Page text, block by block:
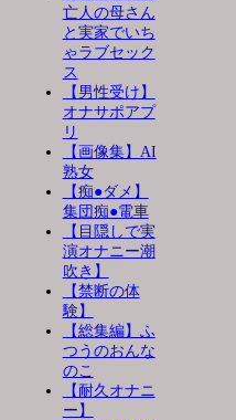
亡人の母さん
と実家でいち
ゃラブセック
ス
【男性受け】
オナサポアプ
リ
【画像集】AI
熟女
【痴●ダメ】
集団痴●電車
【目隠しで実
演オナニー潮
吹き】
【禁断の体
験】
【総集編】ふ
つうのおんな
のこ
【耐久オナニ
ー】